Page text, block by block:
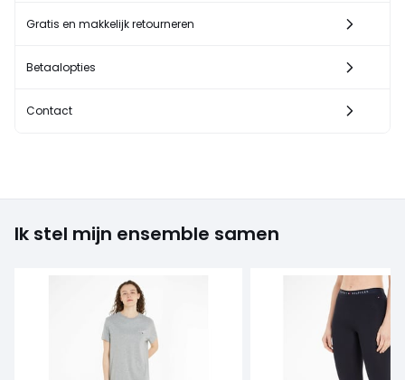
Gratis en makkelijk retourneren
Betaalopties
Contact
Ik stel mijn ensemble samen